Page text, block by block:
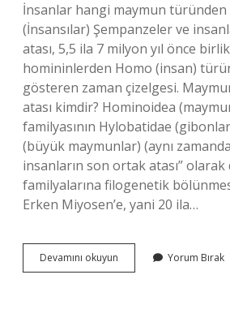
İnsanlar hangi maymun
(İnsansılar) Şempanzeler ve
atası, 5,5 ila 7 milyon yıl önce
homininlerden Homo (insan)
gösteren zaman çizelgesi.
atası kimdir? Hominoidea
familyasının Hylobatidae
(büyük maymunlar) (aynı
insanların son ortak atası”
familyalarına filogenetik
Erken Miyosen’e, yani 20 ila…
Devamını okuyun Insanoğlu
Maymundan
Yorum Bırak